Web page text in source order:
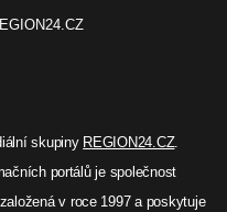
skupiny REGION24.CZ.
portálů je společnost
v roce 1997 a poskytuje